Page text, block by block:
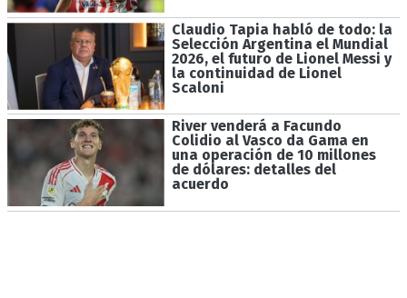
Claudio Tapia habló de todo: la
Selección Argentina el Mundial
2026, el futuro de Lionel Messi y
la continuidad de Lionel
Scaloni
River venderá a Facundo
Colidio al Vasco da Gama en
una operación de 10 millones
de dólares: detalles del
acuerdo